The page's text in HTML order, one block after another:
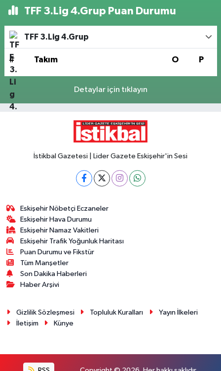
TFF 3.Lig 4.Grup Puan Durumu
TFF 3.Lig 4.Grup
# Takım O P
Detaylar için tıklayın
İstikbal Gazetesi | Lider Gazete Eskişehir'in Sesi
Eskişehir Nöbetçi Eczaneler
Eskişehir Hava Durumu
Eskişehir Namaz Vakitleri
Eskişehir Trafik Yoğunluk Haritası
Puan Durumu ve Fikstür
Tüm Manşetler
Son Dakika Haberleri
Haber Arşivi
Gizlilik Sözleşmesi Topluluk Kuralları
Yayın İlkeleri
İletişim
Künye